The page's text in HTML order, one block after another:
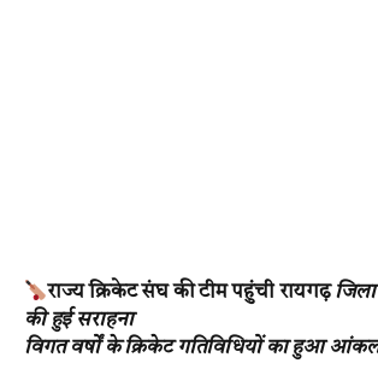
राज्य क्रिकेट संघ की टीम पहुंची रायगढ़जिला
की हुई सराहना
विगत वर्षों के क्रिकेट गतिविधियों का हुआ